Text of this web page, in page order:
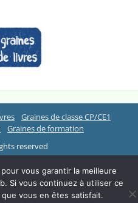
Graines de classe CP/CE1
Graines de formation
reserved
vous garantir la meilleure
Si vous continuez à utiliser ce
vous en êtes satisfait.